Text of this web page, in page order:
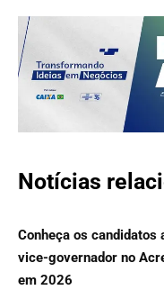
Notícias
Conheça os candidatos
vice-governador no
em 2026